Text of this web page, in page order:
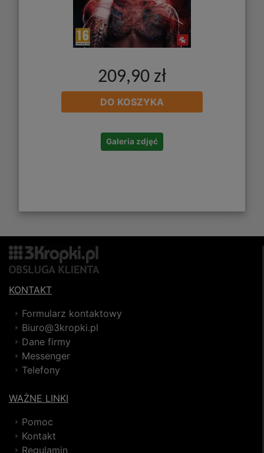
209,90 zł
DO KOSZYKA
Galeria zdjęć
KONTAKT
Formularz kontaktowy
Biuro@3kropki.pl
Dane firmy
Messenger
Telefony
WAŻNE LINKI
Pomoc
Kontakt
Regulamin